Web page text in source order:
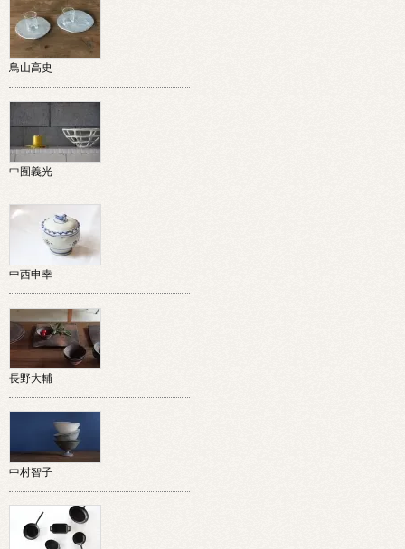
鳥山高史
中囿義光
中西申幸
長野大輔
中村智子